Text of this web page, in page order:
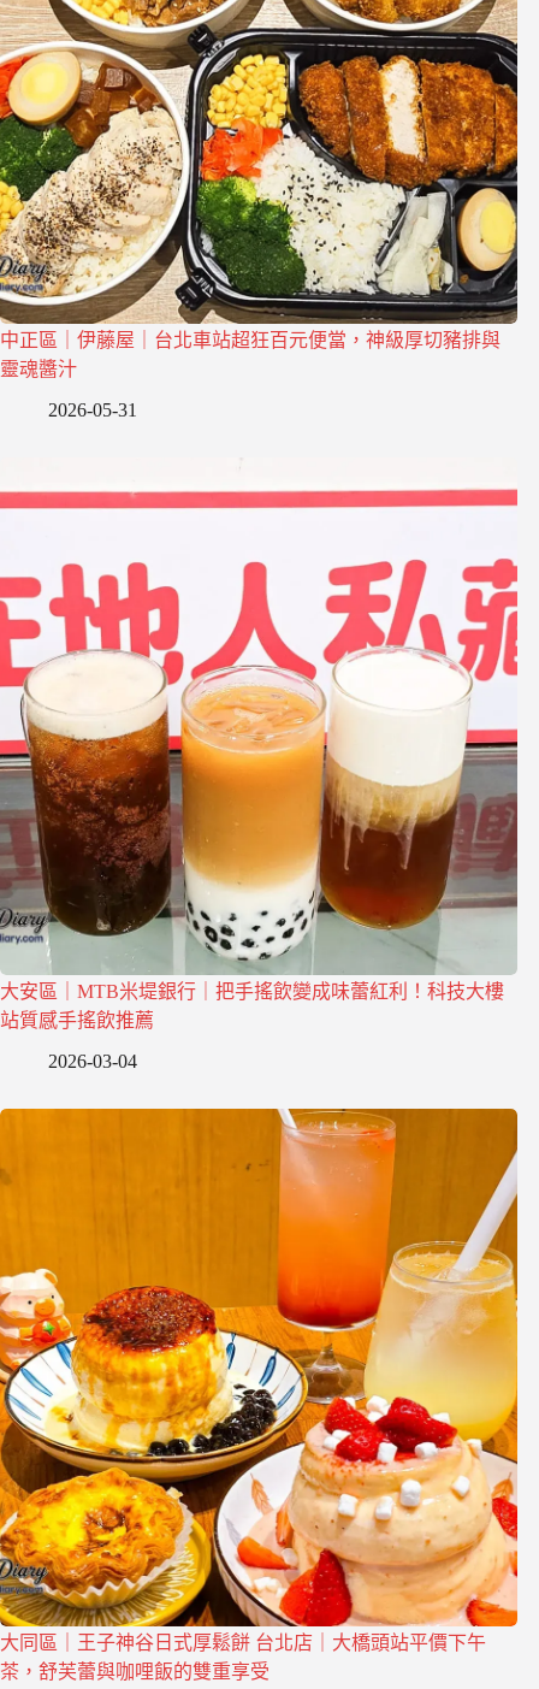
中正區｜伊藤屋｜台北車站超狂百元便當，神級厚切豬排與
靈魂醬汁
2026-05-31
大安區｜MTB米堤銀行｜把手搖飲變成味蕾紅利！科技大樓
站質感手搖飲推薦
2026-03-04
大同區｜王子神谷日式厚鬆餅 台北店｜大橋頭站平價下午
茶，舒芙蕾與咖哩飯的雙重享受